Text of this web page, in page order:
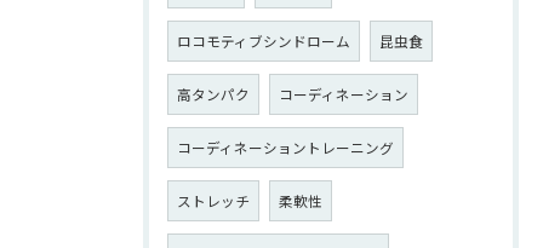
ロコモティブシンドローム 昆虫食
高タンパク コーディネーション
コーディネーショントレーニング
ストレッチ 柔軟性